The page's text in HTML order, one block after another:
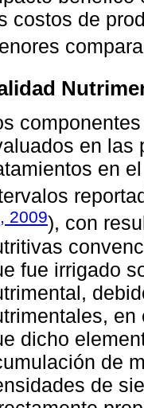
costos de
en las
en
, 2009), con
fue irrigado
en
dicho
de
de